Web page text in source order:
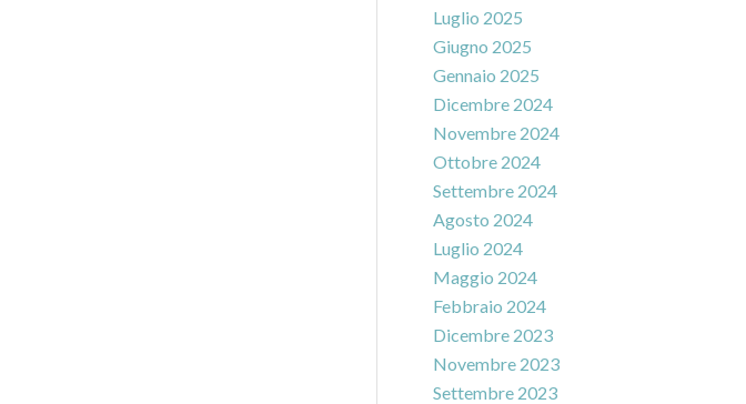
Luglio 2025
Giugno 2025
Gennaio 2025
Dicembre 2024
Novembre 2024
Ottobre 2024
Settembre 2024
Agosto 2024
Luglio 2024
Maggio 2024
Febbraio 2024
Dicembre 2023
Novembre 2023
Settembre 2023